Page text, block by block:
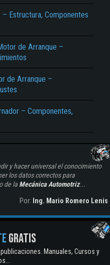
Estructura, Componentes
de Arranque –
de Arranque –
– Componentes,
y hacer universal el conocimiento
los datos correctos para
de la Mecánica Automotriz...
Por: Ing. Mario Romero Lenis
GRATIS
Manuales, Cursos y